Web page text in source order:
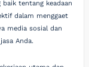
tentang keadaan
dalam menggaet
media sosial dan
Anda.